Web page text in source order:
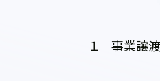
１ 事業譲渡